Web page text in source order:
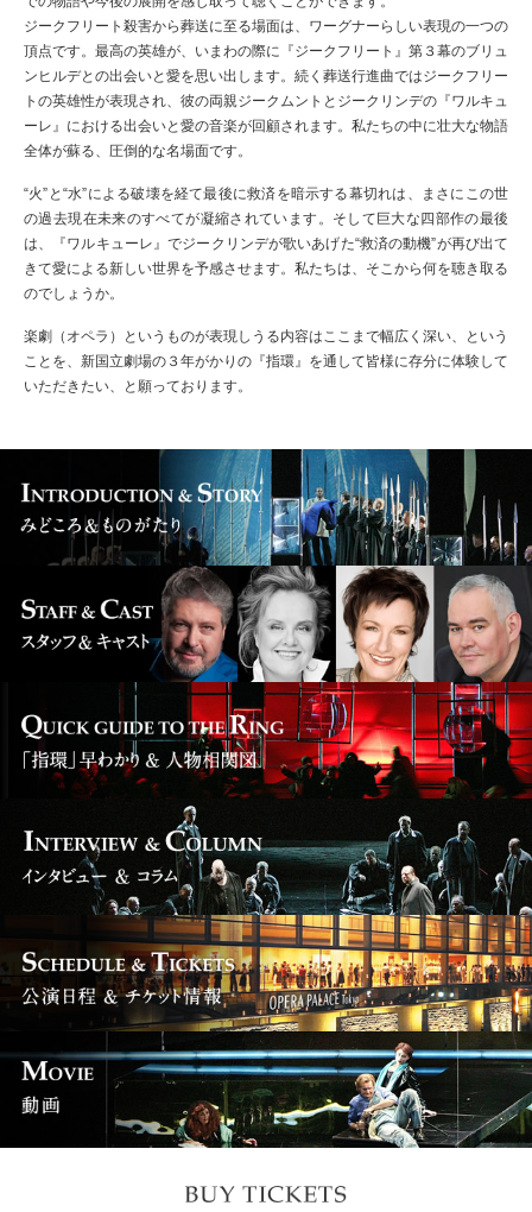
ジークフリート殺害から葬送に至る場面は、ワーグナーらしい表現の一つの
頂点です。最高の英雄が、いまわの際に『ジークフリート』第３幕のブリュ
ンヒルデとの出会いと愛を思い出します。続く葬送行進曲ではジークフリー
トの英雄性が表現され、彼の両親ジークムントとジークリンデの『ワルキュ
ーレ』における出会いと愛の音楽が回顧されます。私たちの中に壮大な物語
全体が蘇る、圧倒的な名場面です。
“火”と“水”による破壊を経て最後に救済を暗示する幕切れは、まさにこの世
の過去現在未来のすべてが凝縮されています。そして巨大な四部作の最後
は、『ワルキューレ』でジークリンデが歌いあげた“救済の動機”が再び出て
きて愛による新しい世界を予感させます。私たちは、そこから何を聴き取る
のでしょうか。
楽劇（オペラ）というものが表現しうる内容はここまで幅広く深い、という
ことを、新国立劇場の３年がかりの『指環』を通して皆様に存分に体験して
いただきたい、と願っております。